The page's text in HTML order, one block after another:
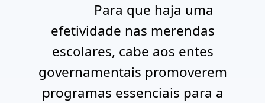
Para que haja uma
efetividade nas merendas
escolares, cabe aos entes
governamentais promoverem
programas essenciais para a